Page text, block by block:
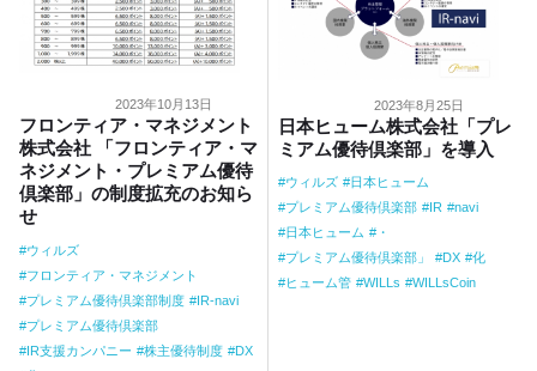
2023年10月13日
フロンティア・マネジメント
株式会社 「フロンティア・マ
ネジメント・プレミアム優待
倶楽部」の制度拡充のお知ら
せ
ウィルズ
フロンティア・マネジメント
プレミアム優待倶楽部制度
IR-navi
プレミアム優待倶楽部
IR支援カンパニー
株主優待制度
DX
2023年8月25日
日本ヒューム株式会社「プレ
ミアム優待倶楽部」を導入
ウィルズ
日本ヒューム
プレミアム優待倶楽部
IR
navi
日本ヒューム
・
プレミアム優待倶楽部」
DX
化
ヒューム管
WILLs WILLsCoin